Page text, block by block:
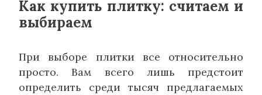
Как купить плитку: считаем и
выбираем
При выборе плитки все относительно
просто. Вам всего лишь предстоит
определить среди тысяч предлагаемых